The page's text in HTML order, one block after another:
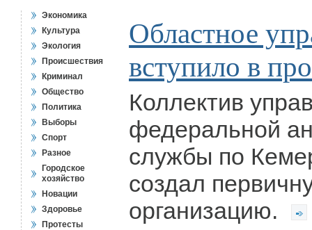
Экономика
Культура
Экология
Происшествия
Криминал
Общество
Политика
Выборы
Спорт
Разное
Городское
хозяйство
Новации
Здоровье
Протесты
Областное
вступило в
Коллектив
федеральной
службы по
создал
организацию.